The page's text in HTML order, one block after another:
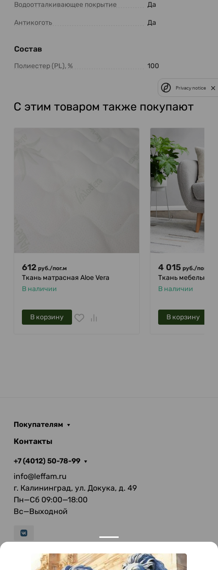
Водоотталкивающее покрытие Да
Антикоготь Да
Состав
Полиестер (PL), % 100
С этим товаром также покупают
612 руб./пог.м
Ткань матрасная Aloe Vera
В наличии
В корзину
4 015 руб./пог.м
Ткань мебельная
В наличии
В корзину
Покупателям
Контакты
+7 (4012) 50-78-99
info@leffam.ru
г. Калининград, ул. Докука, д. 49
Пн—Сб 09:00—18:00
Вс—Выходной
© 2026 LeFFAM — материалы для качественной
Privacy notice